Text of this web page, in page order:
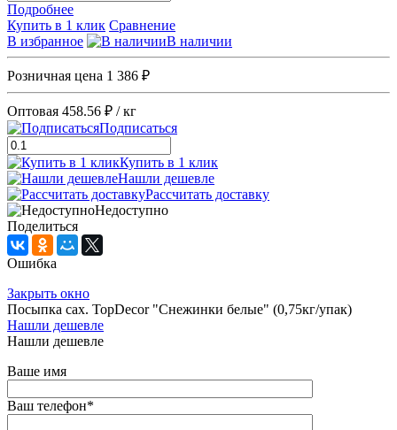
Подробнее
Купить в 1 клик Сравнение
В избранное
В наличии
Розничная цена 1 386 ₽
Оптовая 458.56 ₽ / кг
Подписаться
Купить в 1 клик
Нашли дешевле
Рассчитать доставку
Недоступно
Поделиться
Ошибка
Закрыть окно
Посыпка сах. TopDecor "Снежинки белые" (0,75кг/упак)
Нашли дешевле
Нашли дешевле
Ваше имя
Ваш телефон*